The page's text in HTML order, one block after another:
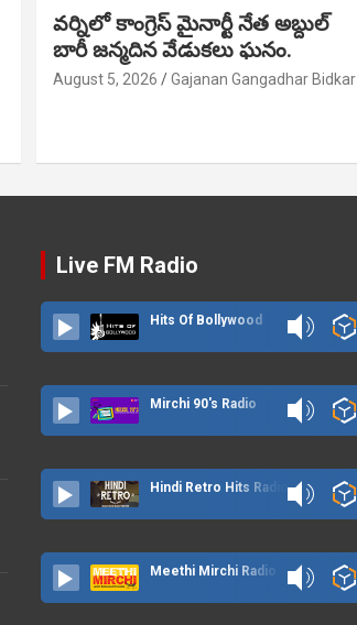
వర్నిలో కాంగ్రెస్ మైనార్టీ నేత అబ్దుల్
బారీ జన్మదిన వేడుకలు ఘనం.
August 5, 2026 Gajanan Gangadhar Bidkar
Live FM Radio
Hits Of Bollywood
Mirchi 90's Radio
Hindi Retro Hits Radio
Meethi Mirchi Radio